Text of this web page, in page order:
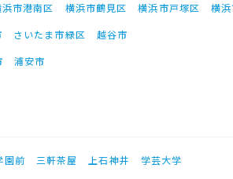
浜市港南区 横浜市鶴見区 横浜市戸塚区
横
さいたま市緑区
越谷市
浦安市
園前 三軒茶屋 上石神井
学芸大学